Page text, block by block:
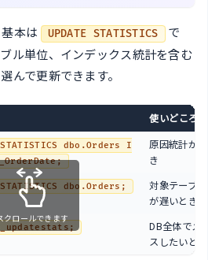
本は UPDATE STATISTICS
で
ル単位、インデックス統計を含む
んで更新できます。
使いどころ
STATISTICS dbo.Orders I
原因統計が
き
STATISTICS dbo.Orders;
対象テーブ
が遅いとき
DB全体でメ
スしたいとき
クロールできます